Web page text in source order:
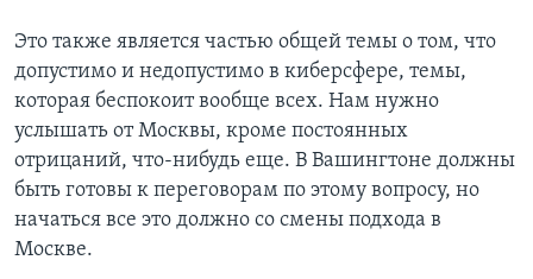
Это также является частью общей темы о том, что
допустимо и недопустимо в киберсфере, темы,
которая беспокоит вообще всех. Нам нужно
услышать от Москвы, кроме постоянных
отрицаний, что-нибудь еще. В Вашингтоне должны
быть готовы к переговорам по этому вопросу, но
начаться все это должно со смены подхода в
Москве.